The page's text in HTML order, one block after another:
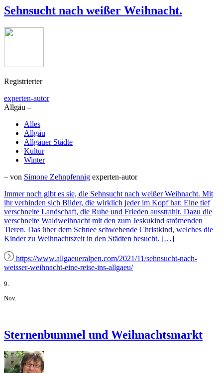
Sehnsucht nach weißer Weihnacht.
Registrierter
experten-autor
Allgäu –
Alles
Allgäu
Allgäuer Städte
Kultur
Winter
– von Simone Zehnpfennig experten-autor
Immer noch gibt es sie, die Sehnsucht nach weißer Weihnacht. Mit
ihr verbinden sich Bilder, die wirklich jeder im Kopf hat: Eine tief
verschneite Landschaft, die Ruhe und Frieden ausstrahlt. Dazu die
verschneite Waldweihnacht mit den zum Jeskukind strömenden
Tieren. Das über dem Schnee schwebende Christkind, welches die
Kinder zu Weihnachtszeit in den Städten besucht. […]
https://www.allgaeueralpen.com/2021/11/sehnsucht-nach-
weisser-weihnacht-eine-reise-ins-allgaeu/
9.
Nov.
Sternenbummel und Weihnachtsmarkt